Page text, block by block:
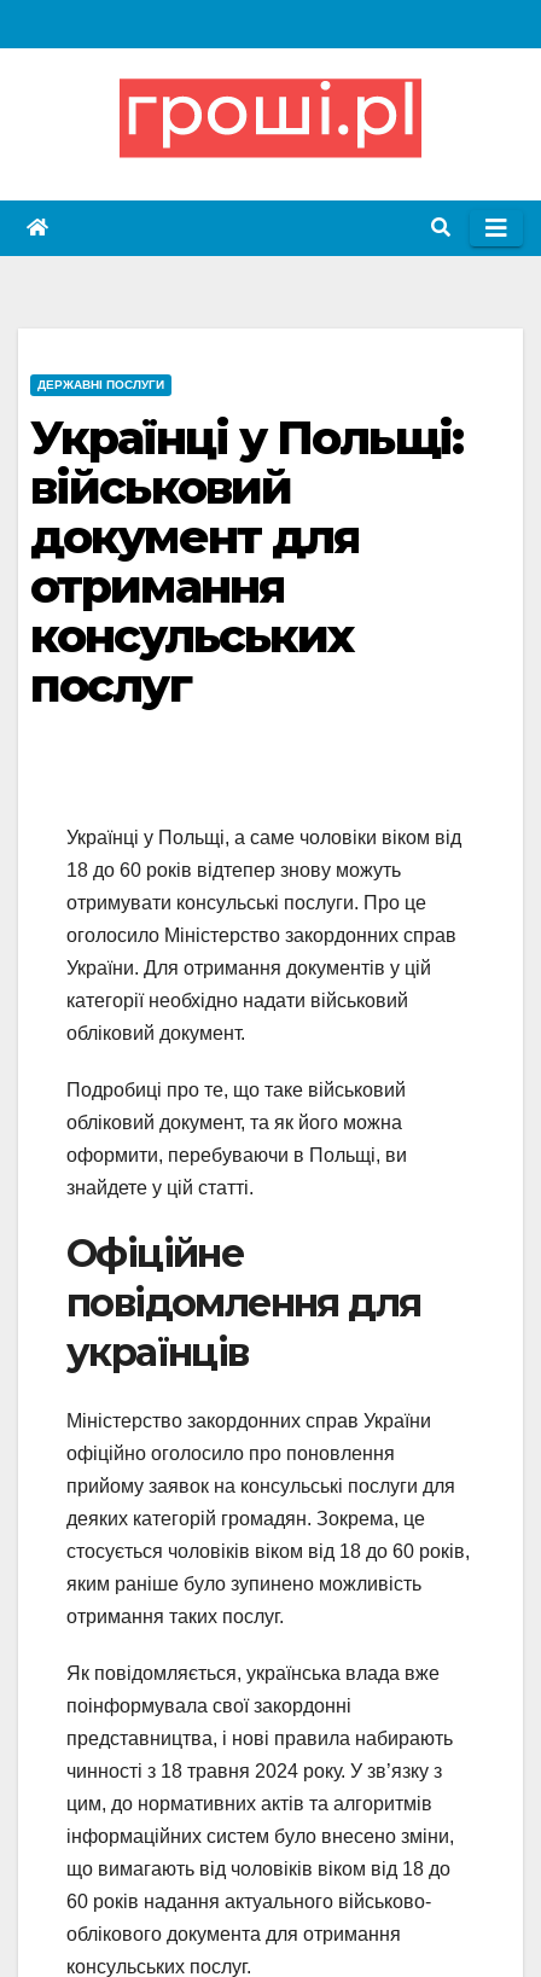
to
ДЕРЖАВНІ ПОСЛУГИ
Українці у Польщі:
військовий
документ для
отримання
консульських
послуг
Українці у Польщі, а саме чоловіки віком від
18 до 60 років відтепер знову можуть
отримувати консульські послуги. Про це
оголосило Міністерство закордонних справ
України. Для отримання документів у цій
категорії необхідно надати військовий
обліковий документ.
Подробиці про те, що таке військовий
обліковий документ, та як його можна
оформити, перебуваючи в Польщі, ви
знайдете у цій статті.
Офіційне
повідомлення для
українців
Міністерство закордонних справ України
офіційно оголосило про поновлення
прийому заявок на консульські послуги для
деяких категорій громадян. Зокрема, це
стосується чоловіків віком від 18 до 60 років,
яким раніше було зупинено можливість
отримання таких послуг.
Як повідомляється, українська влада вже
поінформувала свої закордонні
представництва, і нові правила набирають
чинності з 18 травня 2024 року. У зв’язку з
цим, до нормативних актів та алгоритмів
інформаційних систем було внесено зміни,
що вимагають від чоловіків віком від 18 до
60 років надання актуального військово-
облікового документа для отримання
консульських послуг.